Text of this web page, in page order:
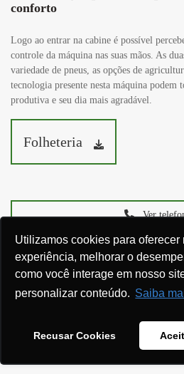
Utilizamos cookies para oferecer
experiência, melhorar o
como você interage em nosso
personalizar conteúdo. Saiba
Recusar Cookies
conforto
Logo ao entrar na cabine é possível
controle da máquina nas suas mãos. As
variedade de pneus, as opções de
tecnologia presente nesta máquina podem
produtiva e seu dia mais agradável.
Folheteria
Ver
Equipamentos
Para otimizar sua experiência durante a